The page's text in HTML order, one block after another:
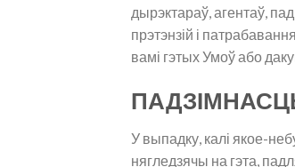
дырэктараў, агентаў,
прэтэнзій і
вамі гэтых Умоў або
У выпадку, калі якое-
нягледзячы на ​​гэта,